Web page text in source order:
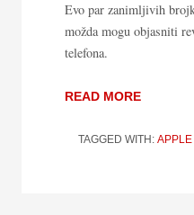
Evo par zanimljivih
možda mogu objasniti
telefona.
READ MORE
TAGGED WITH: APPLE